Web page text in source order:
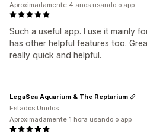
Such a useful app. I use it mainly
has other helpful features too.
really quick and helpful.
Aproximadamente 4 anos usando o app
LegaSea Aquarium & The Reptarium
Estados Unidos
Aproximadamente 1 hora usando o app